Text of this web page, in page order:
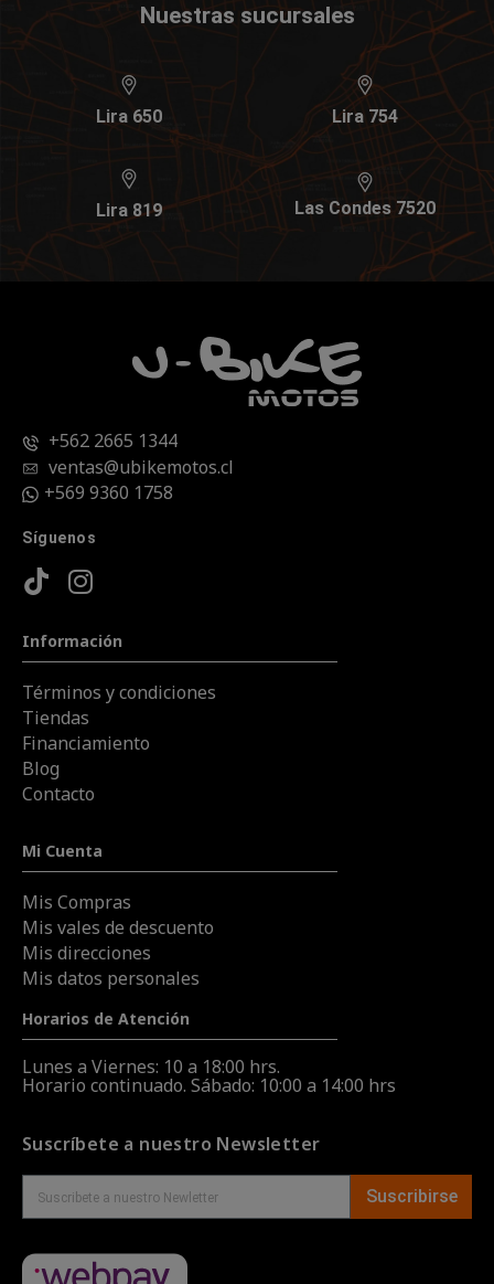
Nuestras sucursales
Lira 650 Lira 754
Lira 819 Las Condes 7520
+562 2665 1344
ventas@ubikemotos.cl
+569 9360 1758
Síguenos
Información
Términos y condiciones
Tiendas
Financiamiento
Blog
Contacto
Mi Cuenta
Mis Compras
Mis vales de descuento
Mis direcciones
Mis datos personales
Horarios de Atención
Lunes a Viernes: 10 a 18:00 hrs.
Horario continuado. Sábado: 10:00 a 14:00 hrs
Suscríbete a nuestro Newsletter
Suscribirse